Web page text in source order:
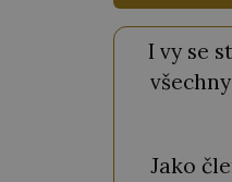
I vy se
Jako